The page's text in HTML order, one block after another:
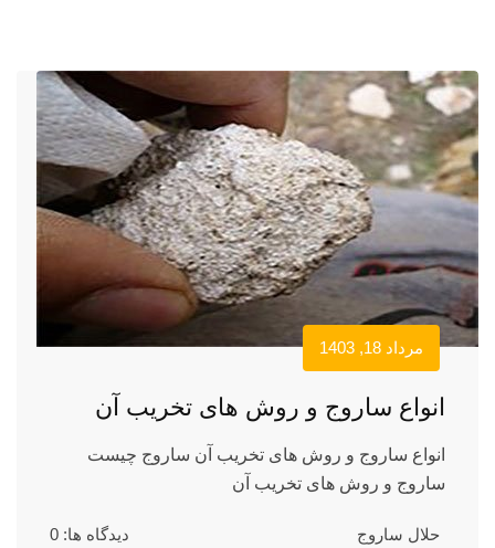
مرداد 18, 1403
انواع ساروج و روش های تخریب آن
انواع ساروج و روش های تخریب آن ساروج چیست
ساروج و روش های تخریب آن
حلال ساروج دیدگاه ها: 0